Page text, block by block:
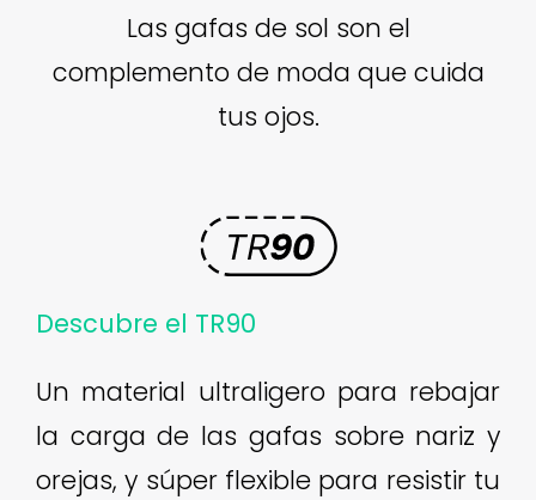
Las gafas de sol son el
complemento de moda que cuida
tus ojos.
Descubre el TR90
Un material ultraligero para rebajar
la carga de las gafas sobre nariz y
orejas, y súper flexible para resistir tu